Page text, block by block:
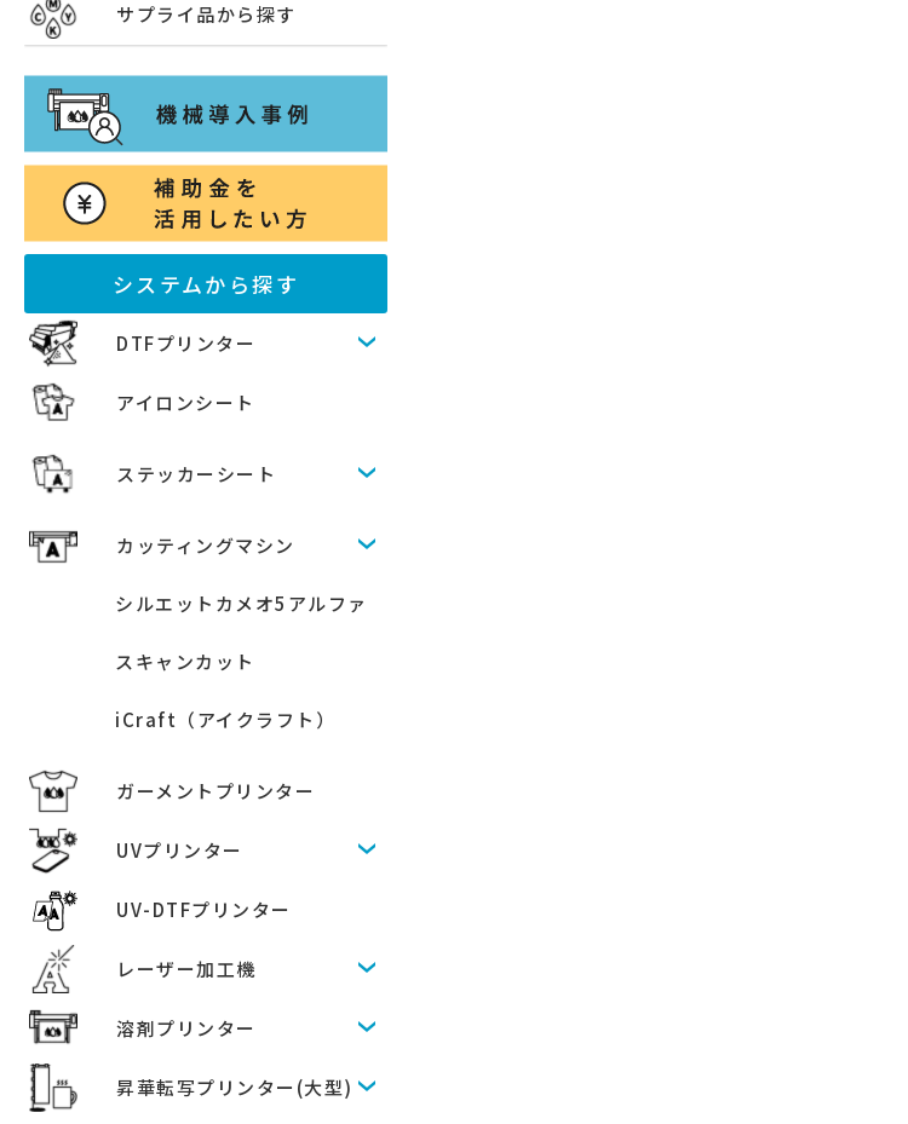
サプライ品から探す
システムから探す
DTFプリンター
アイロンシート
ステッカーシート
カッティングマシン
シルエットカメオ5アルファ
スキャンカット
iCraft（アイクラフト）
ガーメントプリンター
UVプリンター
UV-DTFプリンター
レーザー加工機
溶剤プリンター
昇華転写プリンター(大型)